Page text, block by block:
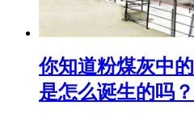
你知道粉煤灰中
是怎么诞生的吗